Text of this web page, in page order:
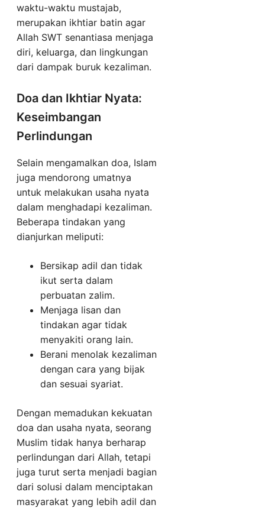
waktu-waktu mustajab,
merupakan ikhtiar batin agar
Allah SWT senantiasa menjaga
diri, keluarga, dan lingkungan
dari dampak buruk kezaliman.
Doa dan Ikhtiar Nyata:
Keseimbangan
Perlindungan
Selain mengamalkan doa, Islam
juga mendorong umatnya
untuk melakukan usaha nyata
dalam menghadapi kezaliman.
Beberapa tindakan yang
dianjurkan meliputi:
Bersikap adil dan tidak
ikut serta dalam
perbuatan zalim.
Menjaga lisan dan
tindakan agar tidak
menyakiti orang lain.
Berani menolak kezaliman
dengan cara yang bijak
dan sesuai syariat.
Dengan memadukan kekuatan
doa dan usaha nyata, seorang
Muslim tidak hanya berharap
perlindungan dari Allah, tetapi
juga turut serta menjadi bagian
dari solusi dalam menciptakan
masyarakat yang lebih adil dan